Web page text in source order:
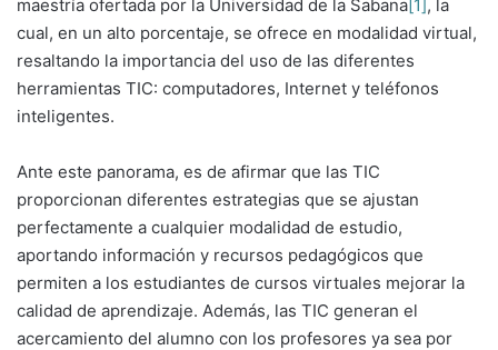
maestría ofertada por la Universidad de la Sabana [1] , la
cual, en un alto porcentaje, se ofrece en modalidad virtual,
resaltando la importancia del uso de las diferentes
herramientas TIC: computadores, Internet y teléfonos
inteligentes.
Ante este panorama, es de afirmar que las TIC
proporcionan diferentes estrategias que se ajustan
perfectamente a cualquier modalidad de estudio,
aportando información y recursos pedagógicos que
permiten a los estudiantes de cursos virtuales mejorar la
calidad de aprendizaje. Además, las TIC generan el
acercamiento del alumno con los profesores ya sea por